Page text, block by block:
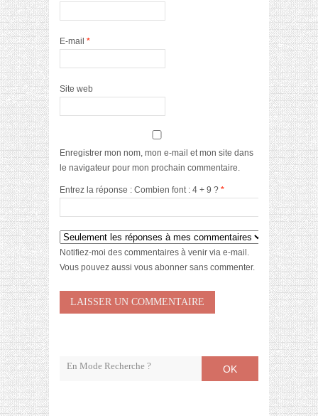
E-mail *
Site web
Enregistrer mon nom, mon e-mail et mon site dans
le navigateur pour mon prochain commentaire.
Entrez la réponse : Combien font : 4 + 9 ? *
Notifiez-moi des commentaires à venir via e-mail.
Vous pouvez aussi vous abonner sans commenter.
OK